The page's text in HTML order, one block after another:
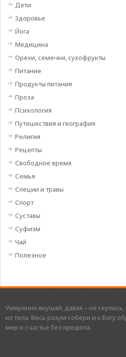
Дети
Здоровье
Йога
Медицина
Орехи, семечки, сухофрукты
Питание
Продукты питания
Проза
Психология
Путешествия и география
Религия
Рецепты
Свободное время
Семья
Специи и травы
Спорт
Суставы
Суфизм
Чай
Полезное
Умеренно вкушай, давая – не
из тела. Весь разум собери и к Богу
мир и счастье без предела.